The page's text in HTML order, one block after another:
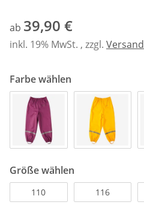
ab 39,90 €
inkl. 19% MwSt. , zzgl. Versand
Farbe wählen
Größe wählen
110 116